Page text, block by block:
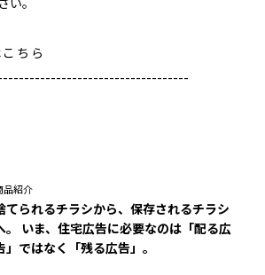
ちら
品紹介
てられるチラシから、保存されるチラシ
。 いま、住宅広告に必要なのは「配る広
」ではなく「残る広告」。